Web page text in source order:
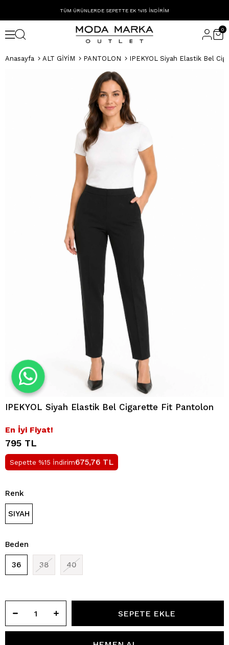
TÜM ÜRÜNLERDE SEPETTE EK %15 İNDİRİM
0
Anasayfa ALT GİYİM PANTOLON IPEKYOL Siyah Elastik Bel
IPEKYOL Siyah Elastik Bel Cigarette Fit Pantolon
En İyi Fiyat!
795 TL
Sepette %15 İndirim675,76 TL
Renk
SIYAH
Beden
36 38 40